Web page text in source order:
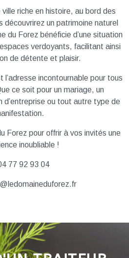
riche en histoire, au bord des
découvrirez un patrimoine naturel
du Forez bénéficie d’une situation
verdoyants, facilitant ainsi
de détente et plaisir.
l’adresse incontournable pour tous
ce soit pour un mariage, un
d’entreprise ou tout autre type de
Forez pour offrir à vos invités une
inoubliable !
77 92 93 04